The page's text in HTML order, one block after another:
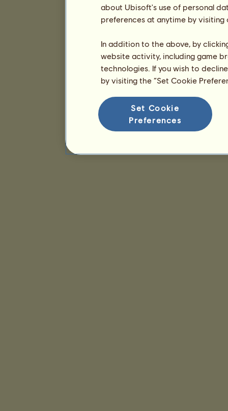
about Ubisoft's use of personal
preferences at anytime by
In addition to the above, by
website activity, including game
technologies. If you wish to
by visiting the “Set Cookie
Set Cookie
Preferences